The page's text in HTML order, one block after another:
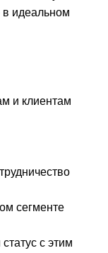
в идеальном
и клиентам
сегменте
с этим